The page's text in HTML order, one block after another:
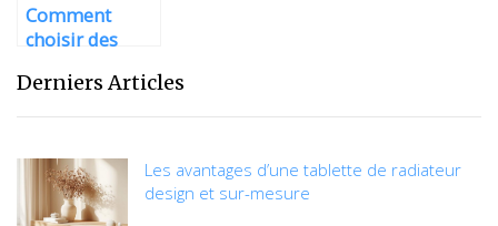
Comment
choisir des
compostables
pour reduire
environnementale
Derniers Articles
Les avantages d’une tablette de radiateur
design et sur-mesure